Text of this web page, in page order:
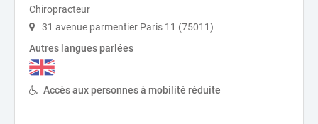
Chiropracteur
31 avenue parmentier Paris 11 (75011)
Autres langues parlées
Accès aux personnes à mobilité réduite